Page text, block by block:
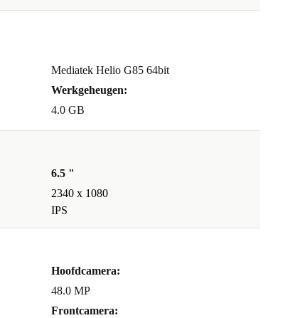
Mediatek Helio G85 64bit
Werkgeheugen:
4.0 GB
6.5 "
2340 x 1080
IPS
Hoofdcamera:
48.0 MP
Frontcamera: